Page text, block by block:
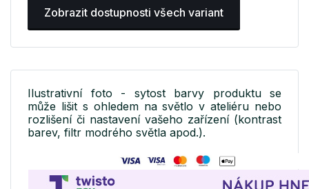
Zobrazit dostupnosti všech variant
Ilustrativní foto - sytost barvy produktu se
může lišit s ohledem na světlo v ateliéru nebo
rozlišení či nastavení vašeho zařízení (kontrast
barev, filtr modrého světla apod.).